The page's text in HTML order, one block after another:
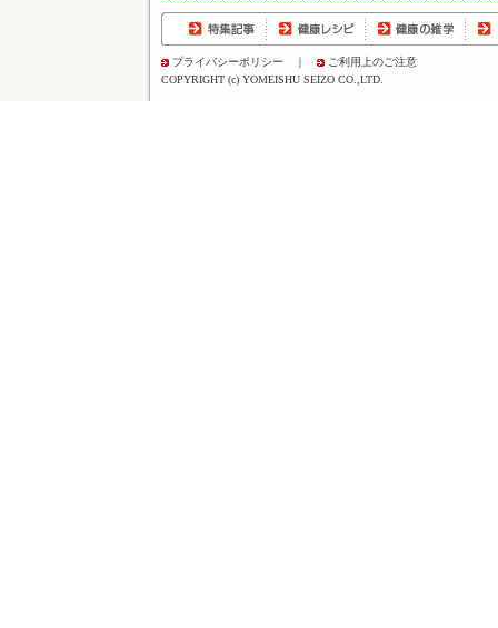
プライバシーポリシー ｜
ご利用上のご注意
COPYRIGHT (c) YOMEISHU SEIZO CO.,LTD.